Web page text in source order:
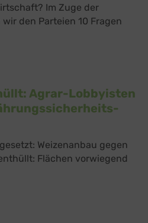
Im Zuge der
den Parteien 10 Fragen
Agrar-Lobbyisten
Weizenanbau gegen
Flächen vorwiegend